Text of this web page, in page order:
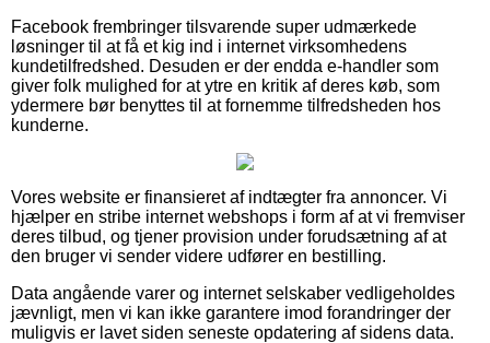
Facebook frembringer tilsvarende super udmærkede
løsninger til at få et kig ind i internet virksomhedens
kundetilfredshed. Desuden er der endda e-handler som
giver folk mulighed for at ytre en kritik af deres køb, som
ydermere bør benyttes til at fornemme tilfredsheden hos
kunderne.
Vores website er finansieret af indtægter fra annoncer. Vi
hjælper en stribe internet webshops i form af at vi fremviser
deres tilbud, og tjener provision under forudsætning af at
den bruger vi sender videre udfører en bestilling.
Data angående varer og internet selskaber vedligeholdes
jævnligt, men vi kan ikke garantere imod forandringer der
muligvis er lavet siden seneste opdatering af sidens data.